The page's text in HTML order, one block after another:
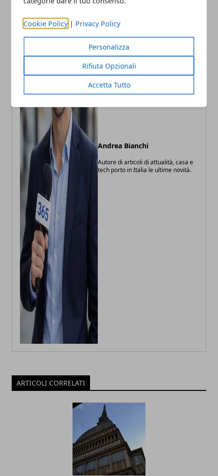
Cookie Policy | Privacy Policy
Personalizza
Rifiuta Opzionali
Accetta Tutto
Andrea Bianchi
Autore di articoli di attualità, casa e
tech porto in Italia le ultime novità.
ARTICOLI CORRELATI